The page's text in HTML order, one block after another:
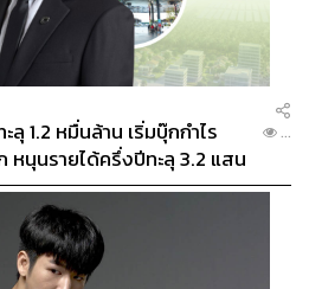
ลุ 1.2 หมื่นล้าน เริ่มบุ๊กกำไร
หนุนรายได้ครึ่งปีทะลุ 3.2 แสน
...